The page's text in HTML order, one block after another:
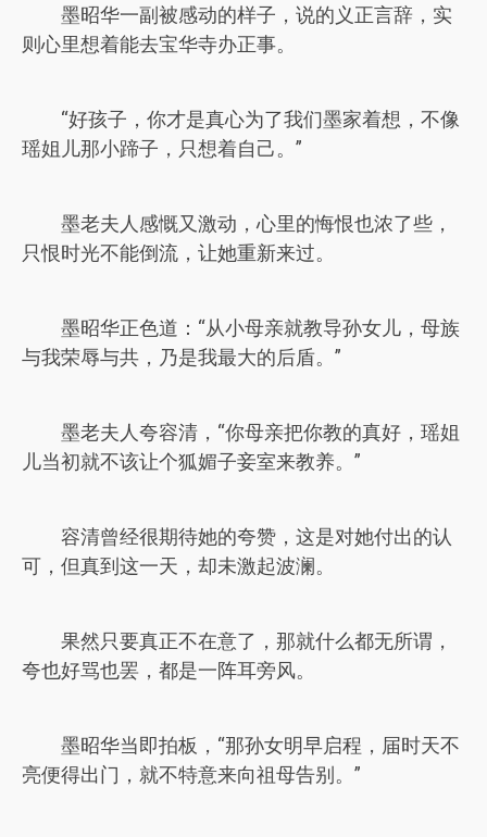
墨昭华一副被感动的样子，说的义正言辞，实
则心里想着能去宝华寺办正事。
“好孩子，你才是真心为了我们墨家着想，不像
瑶姐儿那小蹄子，只想着自己。”
墨老夫人感慨又激动，心里的悔恨也浓了些，
只恨时光不能倒流，让她重新来过。
墨昭华正色道：“从小母亲就教导孙女儿，母族
与我荣辱与共，乃是我最大的后盾。”
墨老夫人夸容清，“你母亲把你教的真好，瑶姐
儿当初就不该让个狐媚子妾室来教养。”
容清曾经很期待她的夸赞，这是对她付出的认
可，但真到这一天，却未激起波澜。
果然只要真正不在意了，那就什么都无所谓，
夸也好骂也罢，都是一阵耳旁风。
墨昭华当即拍板，“那孙女明早启程，届时天不
亮便得出门，就不特意来向祖母告别。”